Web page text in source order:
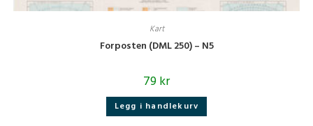
Kart
Forposten (DML 250) – N5
79kr
Legg i handlekurv